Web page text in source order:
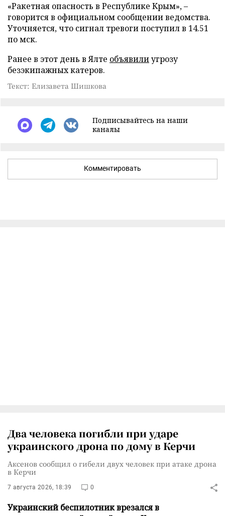
«Ракетная опасность в Республике Крым», –
говорится в официальном сообщении ведомства.
Уточняется, что сигнал тревоги поступил в 14.51
по мск.
Ранее в этот день в Ялте объявилиугрозу
безэкипажных катеров.
Текст: Елизавета Шишкова
Подписывайтесь на наши
каналы
Комментировать
Два человека погибли при ударе
украинского дрона по дому в Керчи
Аксенов сообщил о гибели двух человек при атаке дрона
в Керчи
7 августа 2026, 18:39 0
Украинский беспилотник врезался в